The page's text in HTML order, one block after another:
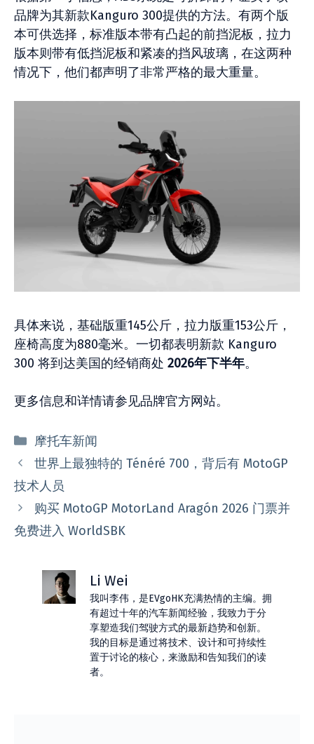
品牌为其新款Kanguro 300提供的方法。有两个版
本可供选择，标准版本带有凸起的前挡泥板，拉力
版本则带有低挡泥板和紧凑的挡风玻璃，在这两种
情况下，他们都声明了非常严格的最大重量。
具体来说，基础版重145公斤，拉力版重153公斤，
座椅高度为880毫米。一切都表明新款 Kanguro
300 将到达美国的经销商处 2026年下半年。
更多信息和详情请参见品牌官方网站。
分
类
摩托车新闻
世界上最独特的 Ténéré 700，背后有 MotoGP
技术人员
购买 MotoGP MotorLand Aragón 2026 门票并
免费进入 WorldSBK
Li Wei
我叫李伟，是EVgoHK充满热情的主编。拥
有超过十年的汽车新闻经验，我致力于分
享塑造我们驾驶方式的最新趋势和创新。
我的目标是通过将技术、设计和可持续性
置于讨论的核心，来激励和告知我们的读
者。